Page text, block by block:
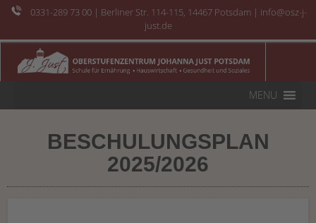
0331-289 73 00 | Berliner Str. 114-115, 14467 Potsdam | info@osz-j-
just.de
MENU
BESCHULUNGSPLAN
2025/2026